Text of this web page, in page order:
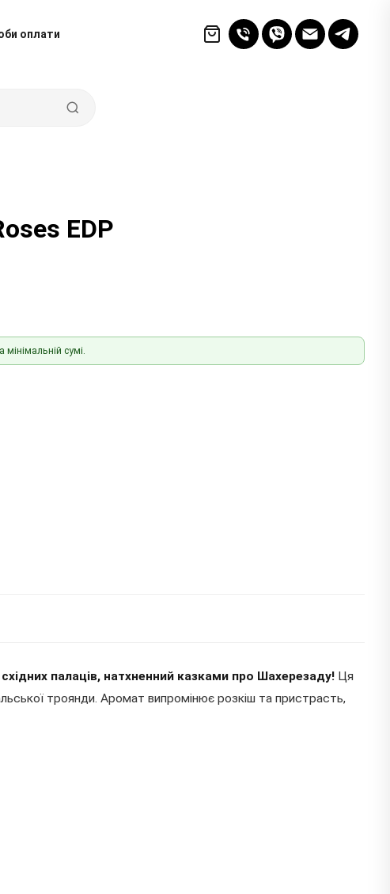
оплати
EDP
сумі.
палаців, натхненний казками про Шахерезаду! Ця
троянди. Аромат випромінює розкіш та пристрасть,